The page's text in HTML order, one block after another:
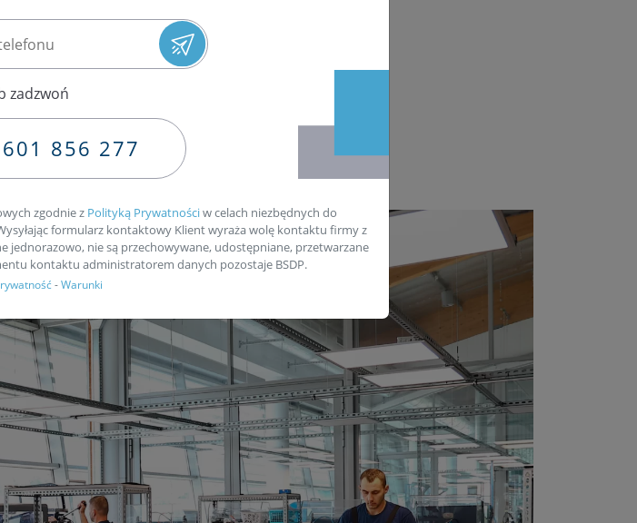
parametry wtryskiwacza
zadzwoń
856 277
zgodnie z Polityką Prywatnościw celach niezbędnych do
formularz kontaktowy Klient wyraża wolę kontaktu firmy z
jednorazowo, nie są przechowywane, udostępniane, przetwarzane
kontaktu administratorem danych pozostaje BSDP.
-Warunki